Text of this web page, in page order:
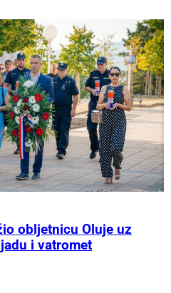
obljetnicu Oluje uz
i vatromet